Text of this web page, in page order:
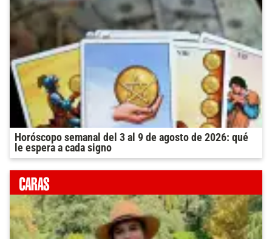
Horóscopo semanal del 3 al 9 de agosto de 2026: qué
le espera a cada signo